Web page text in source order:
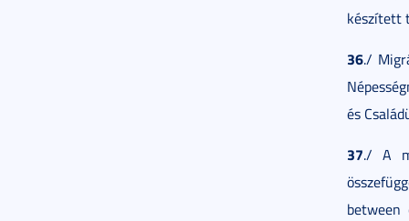
készített
36./
és
37./ A